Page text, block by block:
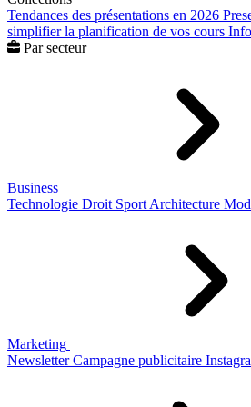
Tendances des présentations en 2026
simplifier la planification de vos cours
Par secteur
Business
Technologie Droit Sport Architecture
Marketing
Newsletter Campagne publicitaire